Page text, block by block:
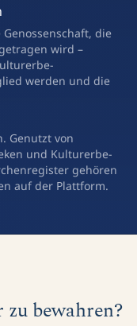
Genossenschaft, die
wird –
werden und die
Genutzt von
und Kulturerbe-
gehören
auf der Plattform.
bewahren?